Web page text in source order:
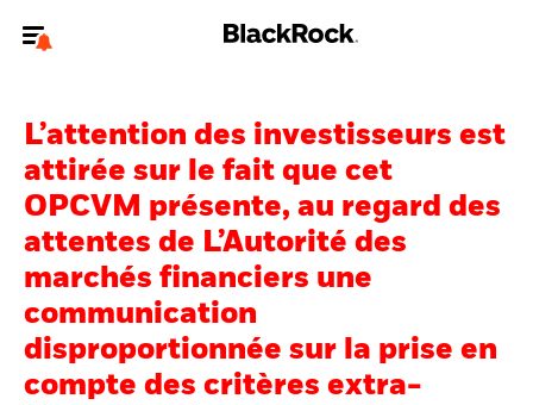
professionnels.
jourvotre type d'utilisateur.
Nous connaître
Thèmes
L’attention des investisseurs est
attirée sur le fait que cet
OPCVM présente, au regard des
attentes de L’Autorité des
marchés financiers une
communication
disproportionnée sur la prise en
compte des critères extra-